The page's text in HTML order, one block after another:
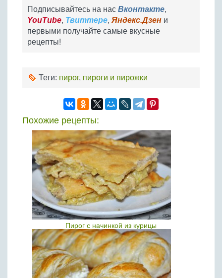
Подписывайтесь на нас Вконтакте,
YouTube, Твиттере, Яндекс.Дзен и
первыми получайте самые вкусные
рецепты!
Теги: пирог, пироги и пирожки
Похожие рецепты:
Пирог с начинкой из курицы